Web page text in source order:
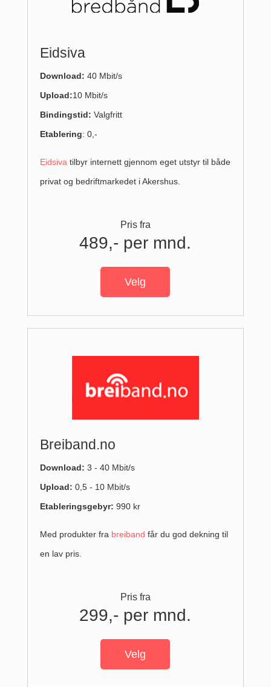
Eidsiva
Download: 40 Mbit/s
Upload:10 Mbit/s
Bindingstid: Valgfritt
Etablering: 0,-
Eidsiva tilbyr internett gjennom eget utstyr til både
privat og bedriftmarkedet i Akershus.
Pris fra
489,- per mnd.
Velg
Breiband.no
Download: 3 - 40 Mbit/s
Upload: 0,5 - 10 Mbit/s
Etableringsgebyr: 990 kr
Med produkter fra breiband får du god dekning til
en lav pris.
Pris fra
299,- per mnd.
Velg